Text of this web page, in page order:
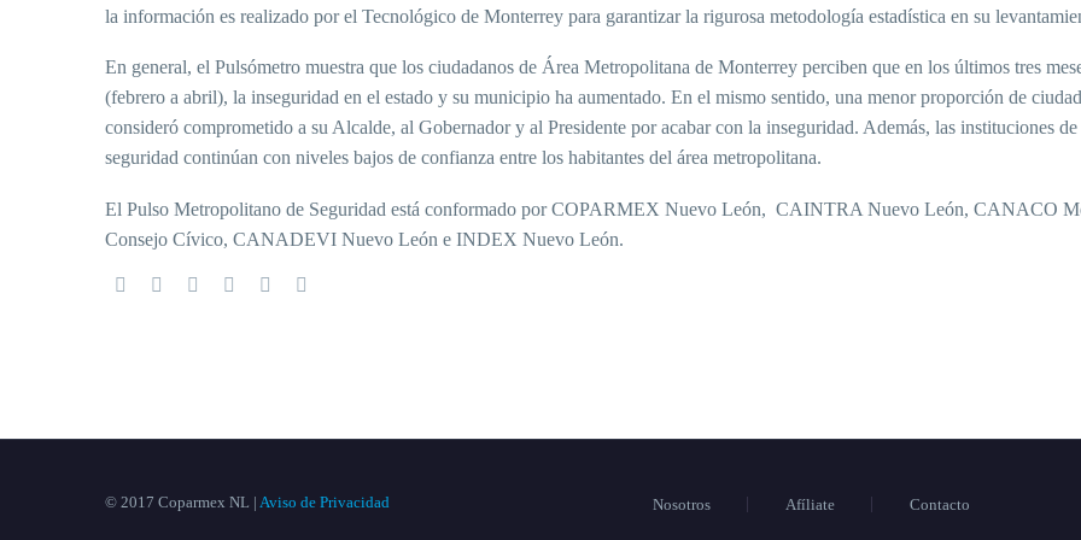
la información es realizado por el Tecnológico de Monterrey para garantizar la rigurosa metodología estadística en su
En general, el Pulsómetro muestra que los ciudadanos de Área Metropolitana de Monterrey perciben que en los últimos tres
(febrero a abril), la inseguridad en el estado y su municipio ha aumentado. En el mismo sentido, una menor proporción de
consideró comprometido a su Alcalde, al Gobernador y al Presidente por acabar con la inseguridad. Además, las instituciones de
seguridad continúan con niveles bajos de confianza entre los habitantes del área metropolitana.
El Pulso Metropolitano de Seguridad está conformado por COPARMEX Nuevo León, CAINTRA Nuevo León, CANACO
Consejo Cívico, CANADEVI Nuevo León e INDEX Nuevo León.
Nosotros Afíliate Contacto
© 2017 Coparmex NL | Aviso de Privacidad